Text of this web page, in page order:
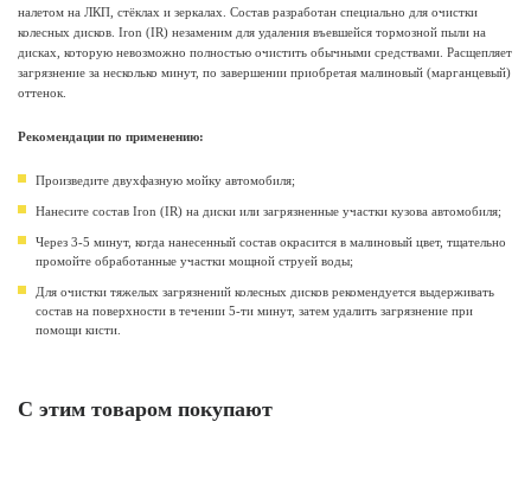
налетом на ЛКП, стёклах и зеркалах. Состав разработан специально для очистки
колесных дисков. Iron (IR) незаменим для удаления въевшейся тормозной пыли на
дисках, которую невозможно полностью очистить обычными средствами. Расщепляет
загрязнение за несколько минут, по завершении приобретая малиновый (марганцевый)
оттенок.
Рекомендации по применению:
Произведите двухфазную мойку автомобиля;
Нанесите состав Iron (IR) на диски или загрязненные участки кузова автомобиля;
Через 3-5 минут, когда нанесенный состав окрасится в малиновый цвет, тщательно
промойте обработанные участки мощной струей воды;
Для очистки тяжелых загрязнений колесных дисков рекомендуется выдерживать
состав на поверхности в течении 5-ти минут, затем удалить загрязнение при
помощи кисти.
С этим товаром покупают